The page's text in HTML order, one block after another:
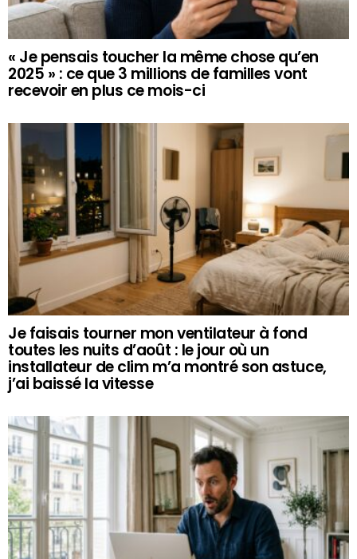
« Je pensais toucher la même chose qu’en
2025 » : ce que 3 millions de familles vont
recevoir en plus ce mois-ci
Je faisais tourner mon ventilateur à fond
toutes les nuits d’août : le jour où un
installateur de clim m’a montré son astuce,
j’ai baissé la vitesse